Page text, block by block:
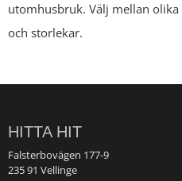
utomhusbruk. Välj mellan
och storlekar.
HITTA HIT
Falsterbovägen 177-9
235 91 Vellinge